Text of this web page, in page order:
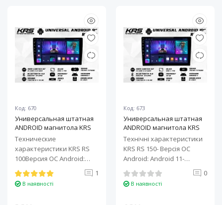
Код: 670
Универсальная штатная
ANDROID магнитола KRS
RS 100 9" 1/32 GB
Технические
характеристики KRS RS
100Версия ОС Android:
Android 11Процессор: 4-
ядерный ARM Cortex-A7..
1
В наявності
Код: 673
Универсальная штатная
ANDROID магнитола KRS
RS 150 10" 2/32 GB
Технічні характеристики
KRS RS 150- Версія ОС
Android: Android 11-
Процесор: 4-ядерний ARM
Cortex-A7..
0
В наявності